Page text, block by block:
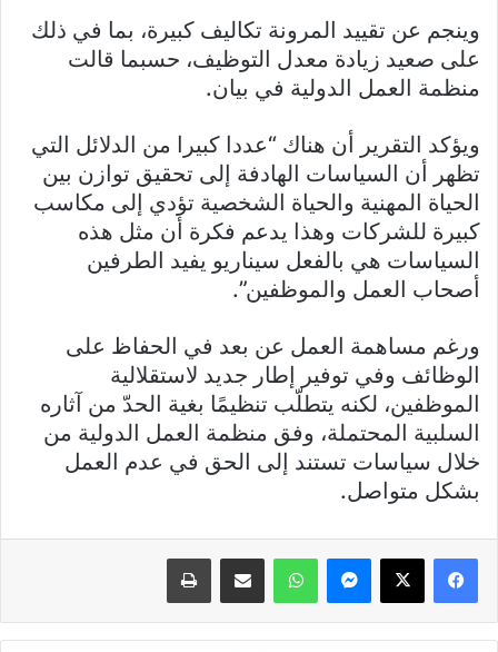
وينجم عن تقييد المرونة تكاليف كبيرة، بما في ذلك
على صعيد زيادة معدل التوظيف، حسبما قالت
منظمة العمل الدولية في بيان.
ويؤكد التقرير أن هناك “عددا كبيرا من الدلائل التي
تظهر أن السياسات الهادفة إلى تحقيق توازن بين
الحياة المهنية والحياة الشخصية تؤدي إلى مكاسب
كبيرة للشركات وهذا يدعم فكرة أن مثل هذه
السياسات هي بالفعل سيناريو يفيد الطرفين
أصحاب العمل والموظفين”.
ورغم مساهمة العمل عن بعد في الحفاظ على
الوظائف وفي توفير إطار جديد لاستقلالية
الموظفين، لكنه يتطلّب تنظيمًا بغية الحدّ من آثاره
السلبية المحتملة، وفق منظمة العمل الدولية من
خلال سياسات تستند إلى الحق في عدم العمل
بشكل متواصل.
فيسبوك X ماسنجر واتساب مشاركة عبر البريد طباعة